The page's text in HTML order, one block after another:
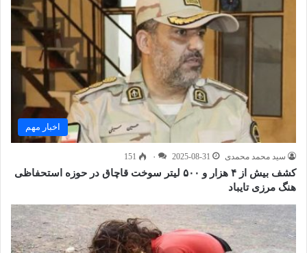
اخبار مهم
سید محمد محمدی 2025-08-31 ۰ 151
کشف بیش از ۴ هزار و ۵۰۰ لیتر سوخت قاچاق در حوزه استحفاظی
هنگ مرزی تایباد